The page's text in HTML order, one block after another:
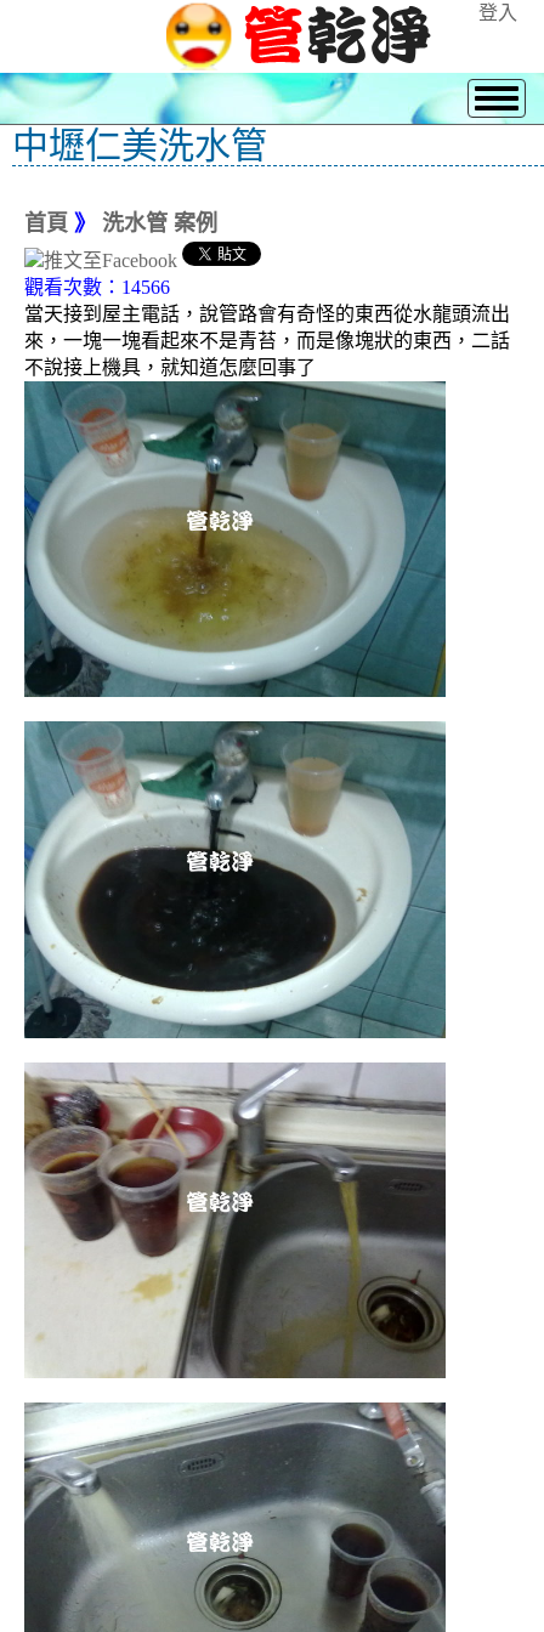
登入
中壢仁美洗水管
首頁 》 洗水管 案例
觀看次數：14566
當天接到屋主電話，說管路會有奇怪的東西從水龍頭流出
來，一塊一塊看起來不是青苔，而是像塊狀的東西，二話
不說接上機具，就知道怎麼回事了